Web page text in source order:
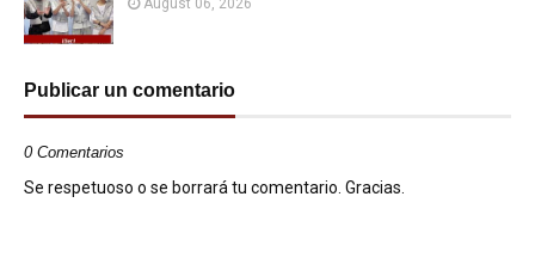
August 06, 2026
Publicar un comentario
0 Comentarios
Se respetuoso o se borrará tu comentario. Gracias.